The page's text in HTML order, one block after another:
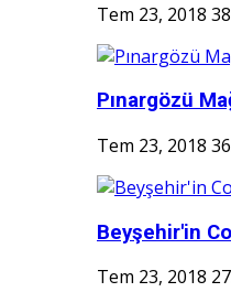
Tem 23, 2018
Pınargözü
Tem 23, 2018
Beyşehir'in
Tem 23, 2018